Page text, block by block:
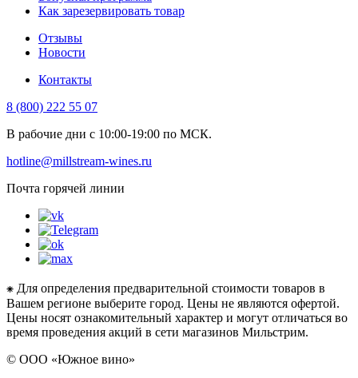
Как зарезервировать товар
Отзывы
Новости
Контакты
8 (800) 222 55 07
В рабочие дни с 10:00-19:00 по МСК.
hotline@millstream-wines.ru
Почта горячей линии
⁕ Для определения предварительной стоимости товаров в
Вашем регионе выберите город. Цены не являются офертой.
Цены носят ознакомительный характер и могут отличаться во
время проведения акций в сети магазинов Мильстрим.
© ООО «Южное вино»